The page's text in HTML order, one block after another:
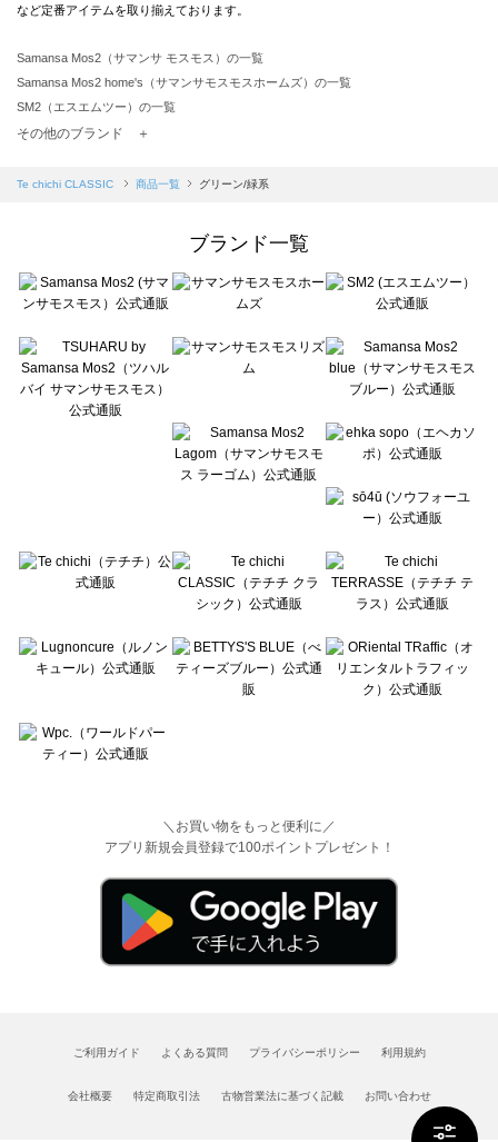
など定番アイテムを取り揃えております。
Samansa Mos2（サマンサ モスモス）の一覧
Samansa Mos2 home's（サマンサモスモスホームズ）の一覧
SM2（エスエムツー）の一覧
TSUHARU by Samansa Mos2（ツハルバイサマンサモスモス）の一覧
Samansa Mos2 blue（サマンサモスモス ブルー）の一覧
Te chichi（テチチ）の一覧
Te chichi CLASSIC（テチチ クラシック）の一覧
Lugnoncure（ルノンキュール）の一覧
BETTY'S BLUE（べティーズブルー）の一覧
Wpc.（ワールドパーティー）の一覧
その他のブランド ＋
Te chichi CLASSIC 商品一覧 グリーン/緑系
ブランド一覧
＼お買い物をもっと便利に／
アプリ新規会員登録で100ポイントプレゼント！
ご利用ガイド よくある質問 プライバシーポリシー 利用規約
会社概要 特定商取引法 古物営業法に基づく記載 お問い合わせ